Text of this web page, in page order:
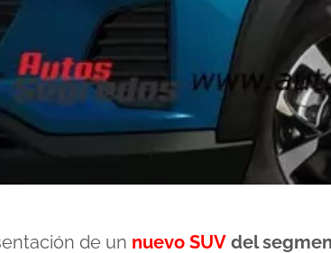
de un nuevo SUV del